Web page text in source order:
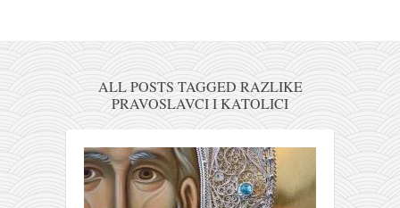
интернет пословање
исхраном до здравља
мој хаику
бонус садржај
светлопис
ALL POSTS TAGGED RAZLIKE
PRAVOSLAVCI I KATOLICI